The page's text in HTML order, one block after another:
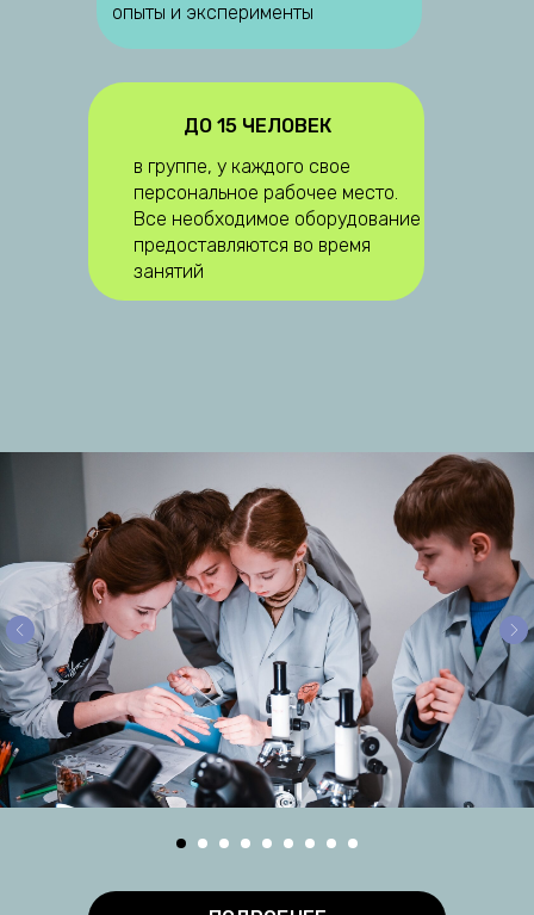
в группе, у каждого свое
персональное рабочее место.
Все необходимое оборудование
предоставляются во время
занятий
ДО 15 ЧЕЛОВЕК
опыты и эксперименты